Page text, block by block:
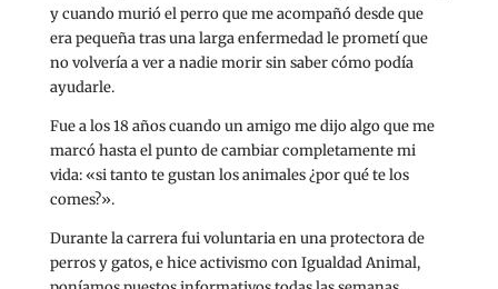
y cuando murió el perro que me acompañó desde que
era pequeña tras una larga enfermedad le prometí que
no volvería a ver a nadie morir sin saber cómo podía
ayudarle.
Fue a los 18 años cuando un amigo me dijo algo que me
marcó hasta el punto de cambiar completamente mi
vida: «si tanto te gustan los animales ¿por qué te los
comes?».
Durante la carrera fui voluntaria en una protectora de
perros y gatos, e hice activismo con Igualdad Animal,